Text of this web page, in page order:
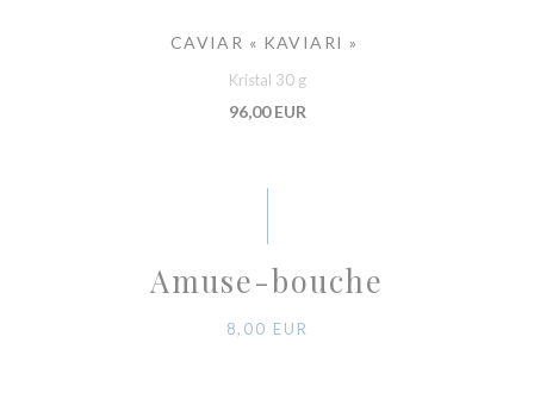
CAVIAR « KAVIARI »
Kristal 30 g
96,00 EUR
Amuse-bouche
8,00 EUR